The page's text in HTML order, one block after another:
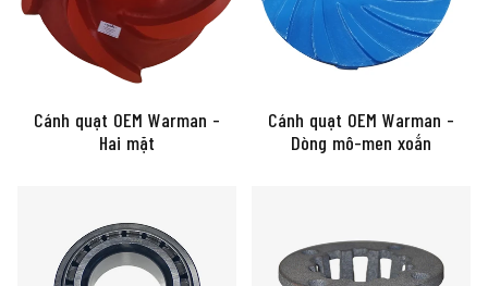
Cánh quạt OEM Warman -
Hai mặt
Cánh quạt OEM Warman -
Dòng mô-men xoắn